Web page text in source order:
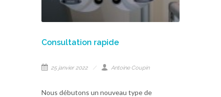
Consultation rapide
25 janvier 2022 Antoine Coupin
Nous débutons un nouveau type de